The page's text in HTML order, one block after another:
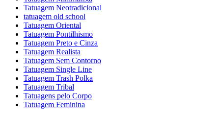
Tatuagem Neotradicional
tatuagem old school
Tatuagem Oriental
Tatuagem Pontilhismo
Tatuagem Preto e Cinza
Tatuagem Realista
Tatuagem Sem Contorno
Tatuagem Single Line
Tatuagem Trash Polka
Tatuagem Tribal
Tatuagens pelo Corpo
Tatuagem Feminina